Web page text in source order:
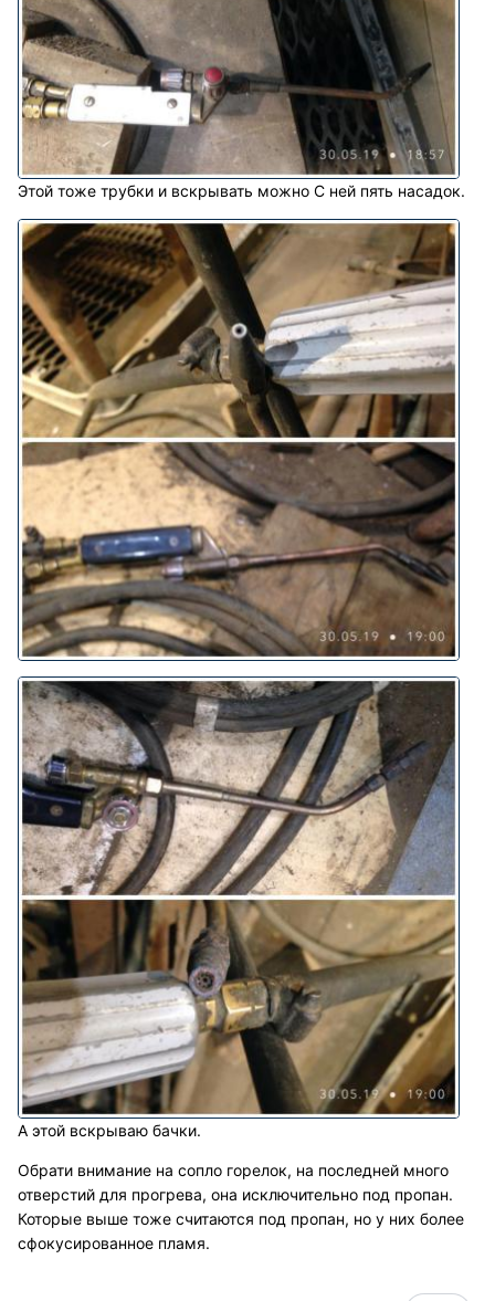
Этой тоже трубки и вскрывать можно С ней пять насадок.
А этой вскрываю бачки.
Обрати внимание на сопло горелок, на последней много
отверстий для прогрева, она исключительно под пропан.
Которые выше тоже считаются под пропан, но у них более
сфокусированное пламя.